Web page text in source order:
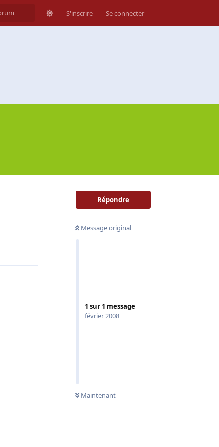
S'inscrire Se connecter
Répondre
Message original
1 sur 1 message
février 2008
Maintenant